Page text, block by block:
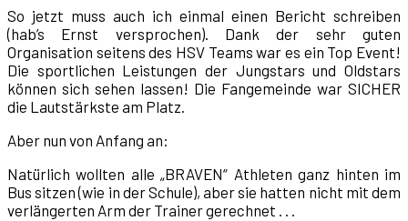
So jetzt muss auch ich einmal einen Bericht schreiben
(hab’s Ernst versprochen). Dank der sehr guten
Organisation seitens des HSV Teams war es ein Top Event!
Die sportlichen Leistungen der Jungstars und Oldstars
können sich sehen lassen! Die Fangemeinde war SICHER
die Lautstärkste am Platz.
Aber nun von Anfang an:
Natürlich wollten alle „BRAVEN“ Athleten ganz hinten im
Bus sitzen (wie in der Schule), aber sie hatten nicht mit dem
verlängerten Arm der Trainer gerechnet . . .